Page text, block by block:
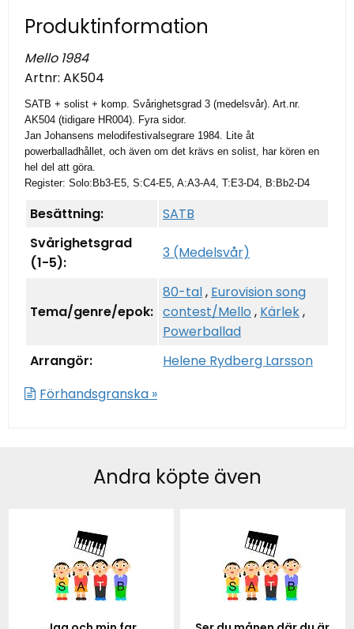
Produktinformation
Mello 1984
Artnr: AK504
SATB + solist + komp. Svårighetsgrad 3 (medelsvår). Art.nr.
AK504 (tidigare HR004). Fyra sidor.
Jan Johansens melodifestivalsegrare 1984. Lite åt
powerballadhållet, och även om det krävs en solist, har kören en
hel del att göra.
Register: Solo:Bb3-E5, S:C4-E5, A:A3-A4, T:E3-D4, B:Bb2-D4
Besättning:
SATB
Svårighetsgrad
(1-5):
3 (Medelsvår)
Tema/genre/epok:
80-tal, Eurovision song
contest/Mello , Kärlek,
Powerballad
Arrangör:
Helene Rydberg Larsson
Förhandsgranska »
Andra köpte även